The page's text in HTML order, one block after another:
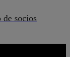
socios